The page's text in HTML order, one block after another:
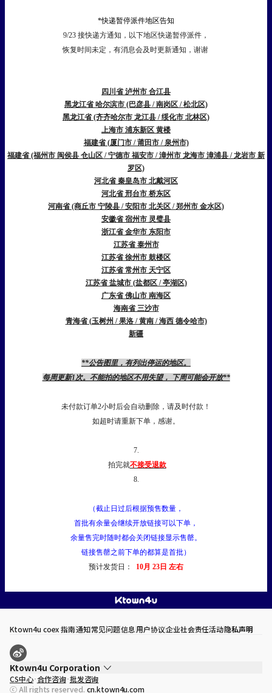
*快递暂停派件地区告知
9/23 接快递方通知，以下地区快递暂停派件，
恢复时间未定，有消息会及时更新通知，谢谢
四川省 泸州市 合江县
黑龙江省 哈尔滨市 (巴彦县 / 南岗区 / 松北区)
黑龙江省 (齐齐哈尔市 龙江县 / 绥化市 北林区)
上海市 浦东新区 黄楼
福建省 (厦门市 / 莆田市 / 泉州市)
福建省 (福州市 闽侯县 仓山区 / 宁德市 福安市 / 漳州市 龙海市 漳浦县 / 龙岩市 新
罗区)
河北省 秦皇岛市 北戴河区
河北省 邢台市 桥东区
河南省 (商丘市 宁陵县 / 安阳市 北关区 / 郑州市 金水区)
安徽省 宿州市 灵璧县
浙江省 金华市 东阳市
江苏省 泰州市
江苏省 徐州市 鼓楼区
江苏省 常州市 天宁区
江苏省 盐城市 (盐都区 / 亭湖区)
广东省 佛山市 南海区
海南省 三沙市
青海省 (玉树州 / 果洛 / 黄南 / 海西 德令哈市)
新疆
**公告图里，有列出停运的地区。
每周更新1次。不能拍的地区不用失望， 下周可能会开放**
未付款订单2小时后会自动删除，请及时付款！
如超时请重新下单，感谢。
7.
拍完就不接受退款
8.
（截止日过后根据预售数量，
首批有余量会继续开放链接可以下单，
余量售完时随时都会关闭链接显示售罄。
链接售罄之前下单的都算是首批）
预计发货日：
10月 23日 左右
Ktown4u coex 指南通知常见问题信息用户协议企业社会责任活动隐私声明
Ktown4u Corporation
代表
宋効珉
CS中心 合作咨询 批发咨询
ⓒ All rights reserved. cn.ktown4u.com